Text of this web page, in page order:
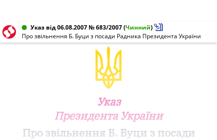
Указ від 06.08.2007 № 683/2007(Чинний)
Про звільнення Б. Буци з посади Радника Президента України
Указ
Президента України
Про звільнення Б. Буци з посади